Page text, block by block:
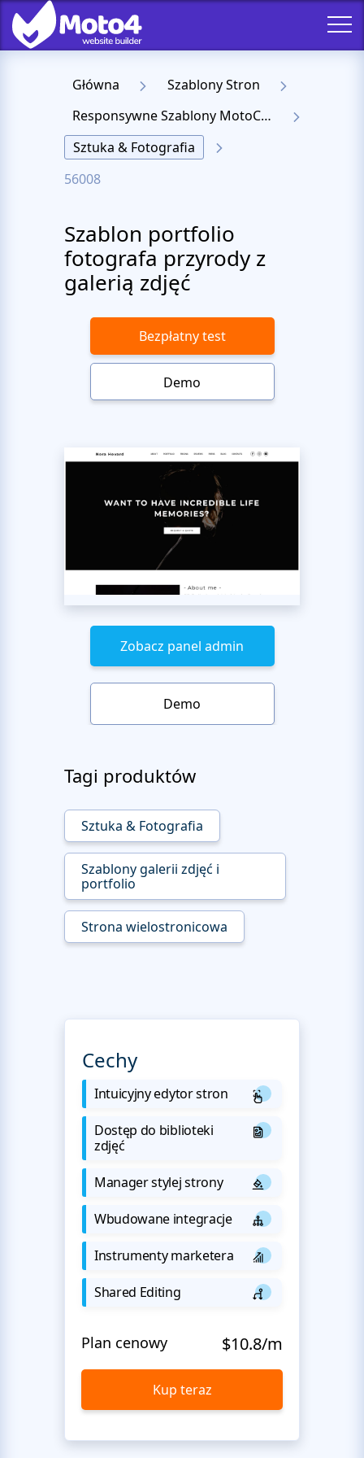
Główna
Szablony Stron
Responsywne Szablony MotoCMS 3
Sztuka & Fotografia
56008
Szablon portfolio
fotografa przyrody z
galerią zdjęć
Bezpłatny test
Demo
Zobacz panel admin
Demo
Tagi produktów
Sztuka & Fotografia
Szablony galerii zdjęć i
portfolio
Strona wielostronicowa
Cechy
Intuicyjny edytor stron
Dostęp do biblioteki
zdjęć
Manager stylej strony
Wbudowane integracje
Instrumenty marketera
Shared Editing
Plan cenowy $10.8/m
Kup teraz